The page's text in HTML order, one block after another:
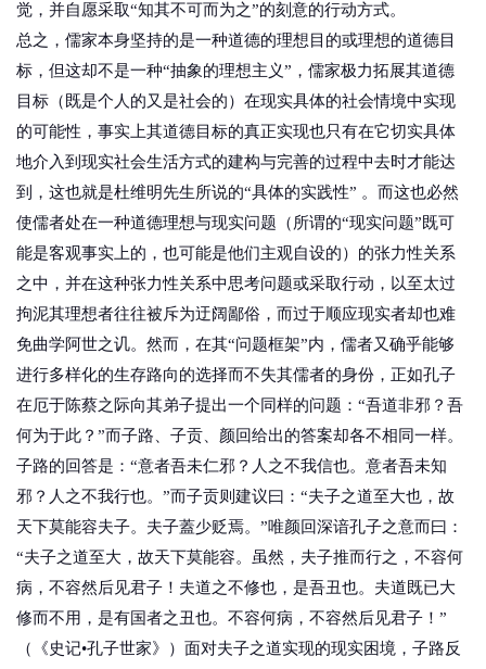
觉，并自愿采取“知其不可而为之”的刻意的行动方式。
总之，儒家本身坚持的是一种道德的理想目的或理想的道德目
标，但这却不是一种“抽象的理想主义”，儒家极力拓展其道德
目标（既是个人的又是社会的）在现实具体的社会情境中实现
的可能性，事实上其道德目标的真正实现也只有在它切实具体
地介入到现实社会生活方式的建构与完善的过程中去时才能达
到，这也就是杜维明先生所说的“具体的实践性” 。而这也必然
使儒者处在一种道德理想与现实问题（所谓的“现实问题”既可
能是客观事实上的，也可能是他们主观自设的）的张力性关系
之中，并在这种张力性关系中思考问题或采取行动，以至太过
拘泥其理想者往往被斥为迂阔鄙俗，而过于顺应现实者却也难
免曲学阿世之讥。然而，在其“问题框架”内，儒者又确乎能够
进行多样化的生存路向的选择而不失其儒者的身份，正如孔子
在厄于陈蔡之际向其弟子提出一个同样的问题：“吾道非邪？吾
何为于此？”而子路、子贡、颜回给出的答案却各不相同一样。
子路的回答是：“意者吾未仁邪？人之不我信也。意者吾未知
邪？人之不我行也。”而子贡则建议曰：“夫子之道至大也，故
天下莫能容夫子。夫子蓋少贬焉。”唯颜回深谙孔子之意而曰：
“夫子之道至大，故天下莫能容。虽然，夫子推而行之，不容何
病，不容然后见君子！夫道之不修也，是吾丑也。夫道既已大
修而不用，是有国者之丑也。不容何病，不容然后见君子！”
（《史记•孔子世家》）面对夫子之道实现的现实困境，子路反